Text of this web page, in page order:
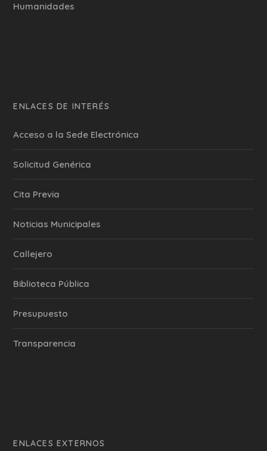
Humanidades
ENLACES DE INTERÉS
Acceso a la Sede Electrónica
Solicitud Genérica
Cita Previa
‎Noticias Municipales
Callejero
Biblioteca Pública
Presupuesto
Transparencia
ENLACES EXTERNOS